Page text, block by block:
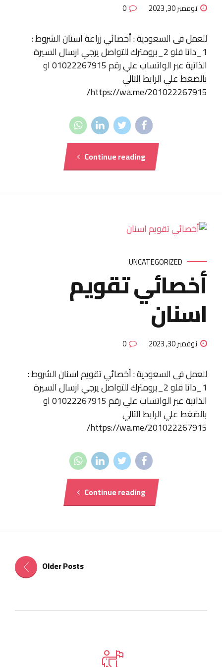
نوفمبر 30, 2023 0
للعمل فى السعودية : أخصائي زراعة اسنان الشروط :
1_داتا فلو 2_برومترك للتواصل يرجي ارسال السيرة
الذاتية عبر الواتساب علي رقم 01022267915 او
بالضغط علي الرابط التالي
https://wa.me/201022267915/
Continue reading
UNCATEGORIZED
أخصائي تقويم
اسنان
نوفمبر 30, 2023 0
للعمل فى السعودية : أخصائي تقويم اسنان الشروط :
1_داتا فلو 2_برومترك للتواصل يرجي ارسال السيرة
الذاتية عبر الواتساب علي رقم 01022267915 او
بالضغط علي الرابط التالي
https://wa.me/201022267915/
Continue reading
Older Posts